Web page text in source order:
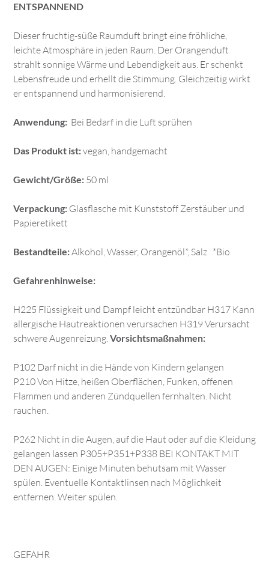
ENTSPANNEND
Dieser fruchtig-süße Raumduft bringt eine fröhliche,
leichte Atmosphäre in jeden Raum. Der Orangenduft
strahlt sonnige Wärme und Lebendigkeit aus. Er schenkt
Lebensfreude und erhellt die Stimmung. Gleichzeitig wirkt
er entspannend und harmonisierend.
Anwendung: Bei Bedarf in die Luft sprühen
Das Produkt ist:vegan, handgemacht
Gewicht/Größe: 50 ml
Verpackung: Glasflasche mit Kunststoff Zerstäuber und
Papieretikett
Bestandteile:Alkohol, Wasser, Orangenöl*, Salz *Bio
Gefahrenhinweise:
H225 Flüssigkeit und Dampf leicht entzündbar H317 Kann
allergische Hautreaktionen verursachen H319 Verursacht
schwere Augenreizung.Vorsichtsmaßnahmen:
P102 Darf nicht in die Hände von Kindern gelangen
P210 Von Hitze, heißen Oberflächen, Funken, offenen
Flammen und anderen Zündquellen fernhalten. Nicht
rauchen.
P262 Nicht in die Augen, auf die Haut oder auf die Kleidung
gelangen lassen P305+P351+P338 BEI KONTAKT MIT
DEN AUGEN: Einige Minuten behutsam mit Wasser
spülen. Eventuelle Kontaktlinsen nach Möglichkeit
entfernen. Weiter spülen.
GEFAHR